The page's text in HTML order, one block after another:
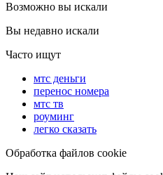
Возможно вы искали
Вы недавно искали
Часто ищут
мтс деньги
перенос номера
мтс тв
роуминг
легко сказать
Обработка файлов cookie